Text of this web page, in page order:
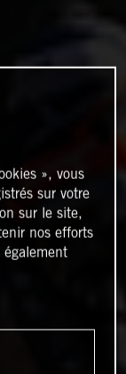
», vous
sur votre
sur le site,
nos efforts